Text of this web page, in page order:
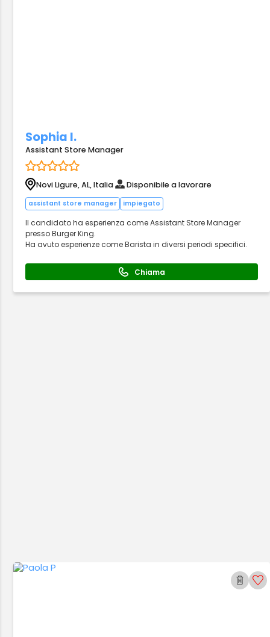
Sophia I.
Assistant Store Manager
Novi Ligure, AL, Italia Disponibile a lavorare
assistant store manager impiegato
Il candidato ha esperienza come Assistant Store Manager
presso Burger King.
Ha avuto esperienze come Barista in diversi periodi specifici.
Chiama